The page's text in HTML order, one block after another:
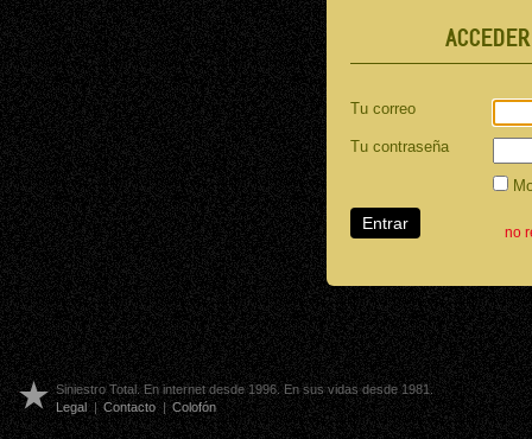
Tu correo
Tu contraseña
no
Siniestro Total. En internet desde 1996. En sus vidas desde 1981.
Legal | Contacto | Colofón